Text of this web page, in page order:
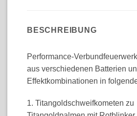
BESCHREIBUNG
Performance-
aus verschiedenen Batterien
Effektkombinationen in
1. Titangoldschweifkometen zu